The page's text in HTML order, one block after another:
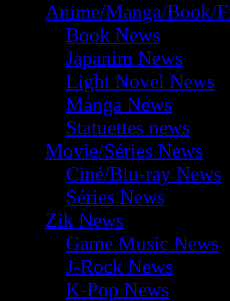
Anime/Manga/Book/
Book News
Japanim News
Light Novel News
Manga News
Statuettes news
Movie/Séries News
Ciné/Blu-ray News
Séries News
Zik News
Game Music News
J-Rock News
K-Pop News